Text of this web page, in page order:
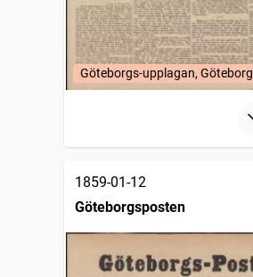
Göteborgs-upplagan, Göteborg
1859-01-12
Göteborgsposten